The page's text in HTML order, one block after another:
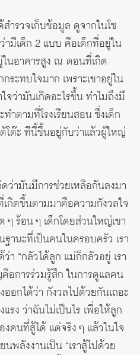
ำรวจเก็บข้อมูล ดูจากในโซ
ามีเด็ก 2 แบบ คือเด็กที่อยู่ใน
นอาคารสูง ณ ตอนที่เกิด
ระทบใจมาก เพราะเขาอยู่ใน
จว่ามันเกิดอะไรขึ้น ทำไมถึงมี
ำตามที่โรงเรียนสอน ซึ่งเด็ก
โต๊ะ ทีนี้ขึ้นอยู่กับว่าแล้วผู้ใหญ่
ามันมีการช่วยเหลือกันลงมา
กิดขึ้นตามมาคือความกังวลใจ
ๆ ร้อน ๆ เด็กโดยส่วนใหญ่เขา
ฐานะที่เป็นคนในครอบครัว เรา
า “กลัวได้ลูก แม่ก็กลัวอยู่ เรา
อการร่วมรู้สึก ในการดูแลคน
อกได้ว่า กังวลไปด้วยกันเถอะ
แรง ว่าฉันไม่เป็นไร เพื่อให้ลูก
งคนที่สู้ได้ แต่จริง ๆ แล้วในใจ
นพลังงานเป็น “เราสู้ไปด้วย